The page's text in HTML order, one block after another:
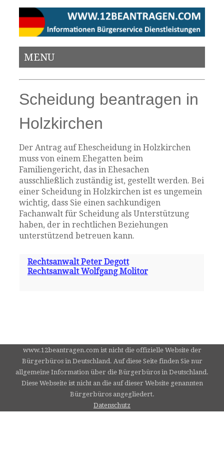
MENU
Scheidung beantragen in
Holzkirchen
Der Antrag auf Ehescheidung in Holzkirchen
muss von einem Ehegatten beim
Familiengericht, das in Ehesachen
ausschließlich zuständig ist, gestellt werden. Bei
einer Scheidung in Holzkirchen ist es ungemein
wichtig, dass Sie einen sachkundigen
Fachanwalt für Scheidung als Unterstützung
haben, der in rechtlichen Beziehungen
unterstützend betreuen kann.
Rechtsanwalt Peter Degott
Rechtsanwalt Wolfgang Molitor
www.12beantragen.com ist nicht die offizielle Website der
Bürgerbüros in Deutschland. Auf diese Seite finden Sie nur
allgemeine Information über die Bürgerbüros in Deutschland.
Diese Webseite ist nicht an die auf dieser Website genannten
Bürgerbüros angegliedert.
Datenschutz